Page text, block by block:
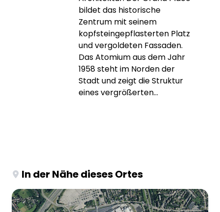
bildet das historische
Zentrum mit seinem
kopfsteingepflasterten Platz
und vergoldeten Fassaden.
Das Atomium aus dem Jahr
1958 steht im Norden der
Stadt und zeigt die Struktur
eines vergrößerten...
In der Nähe dieses Ortes